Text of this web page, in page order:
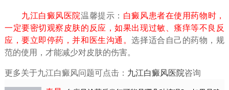
九江白癜风医院温馨提示： 白癜风患者在使用药物时，
一定要密切观察皮肤的反应，如果出现过敏、瘙痒等不良反
应，要立即停药，并和医生沟通。选择适合自己的药物，规
范的使用，才能减少对皮肤的伤害。
更多关于九江白癜风问题可点击： 九江白癜风医院咨询